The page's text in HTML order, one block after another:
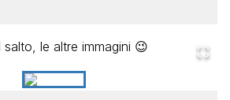
salto, le altre immagini 😉